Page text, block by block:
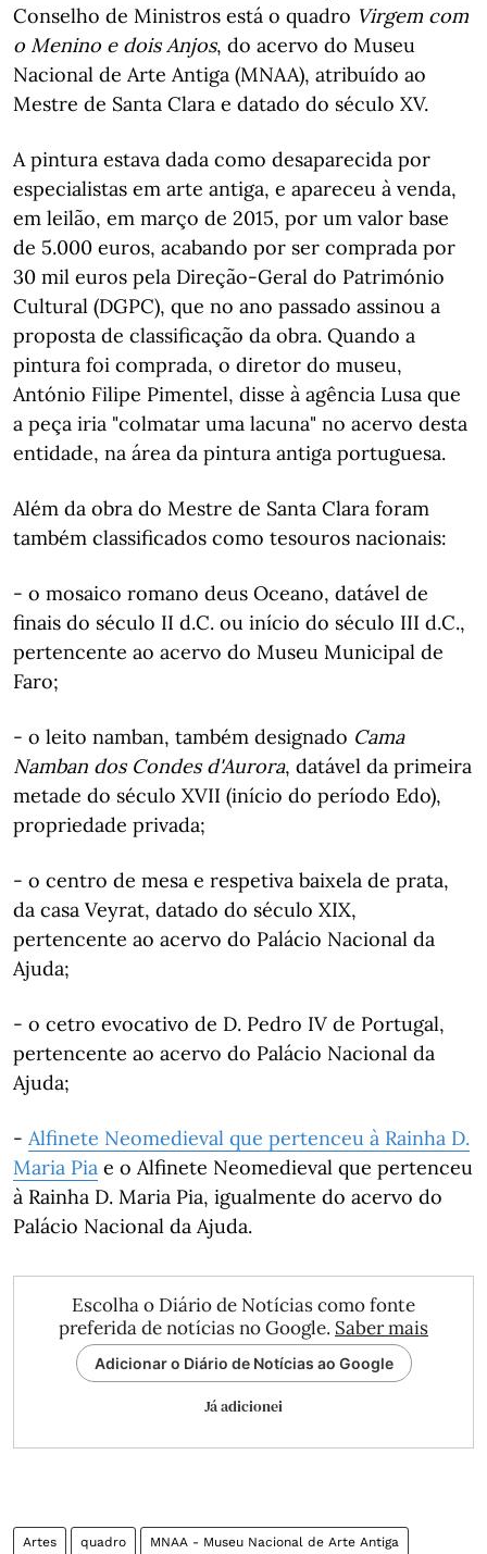
Conselho de Ministros está o quadro Virgem com
o Menino e dois Anjos, do acervo do Museu
Nacional de Arte Antiga (MNAA), atribuído ao
Mestre de Santa Clara e datado do século XV.
A pintura estava dada como desaparecida por
especialistas em arte antiga, e apareceu à venda,
em leilão, em março de 2015, por um valor base
de 5.000 euros, acabando por ser comprada por
30 mil euros pela Direção-Geral do Património
Cultural (DGPC), que no ano passado assinou a
proposta de classificação da obra. Quando a
pintura foi comprada, o diretor do museu,
António Filipe Pimentel, disse à agência Lusa que
a peça iria "colmatar uma lacuna" no acervo desta
entidade, na área da pintura antiga portuguesa.
Além da obra do Mestre de Santa Clara foram
também classificados como tesouros nacionais:
- o mosaico romano deus Oceano, datável de
finais do século II d.C. ou início do século III d.C.,
pertencente ao acervo do Museu Municipal de
Faro;
- o leito namban, também designado Cama
Namban dos Condes d'Aurora, datável da primeira
metade do século XVII (início do período Edo),
propriedade privada;
- o centro de mesa e respetiva baixela de prata,
da casa Veyrat, datado do século XIX,
pertencente ao acervo do Palácio Nacional da
Ajuda;
- o cetro evocativo de D. Pedro IV de Portugal,
pertencente ao acervo do Palácio Nacional da
Ajuda;
- Alfinete Neomedieval que pertenceu à Rainha D.
Maria Pia e o Alfinete Neomedieval que pertenceu
à Rainha D. Maria Pia, igualmente do acervo do
Palácio Nacional da Ajuda.
Escolha o Diário de Notícias como fonte
preferida de notícias no Google. Saber mais
Adicionar o Diário de Notícias ao Google
Já adicionei
Artes quadro MNAA - Museu Nacional de Arte Antiga